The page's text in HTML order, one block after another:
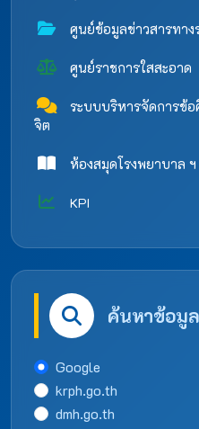
ศูนย์ข้อมูลข่าวสารทาง
ศูนย์ราชการใสสะอาด
ระบบบริหารจัดการข้อ
จิต
ห้องสมุดโรงพยาบาล ฯ
KPI
ค้นหาข้อมูล
Google
krph.go.th
dmh.go.th